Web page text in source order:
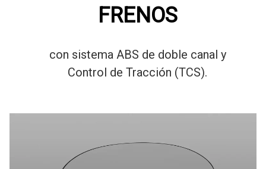
FRENOS
con sistema ABS de doble canal y
Control de Tracción (TCS).